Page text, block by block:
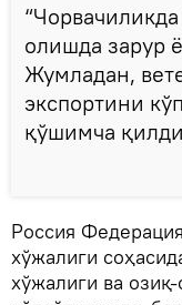
олишда зарур
Жумладан,
экспортини
қўшимча
Россия
хўжалиги
хўжалиги ва